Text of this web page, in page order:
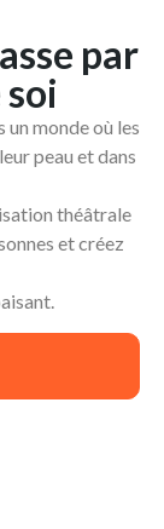
par
un monde où les
peau et dans
théâtrale
et créez